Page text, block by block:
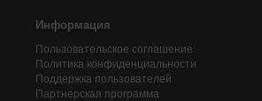
Информация
Пользовательское соглашение
Политика конфиденциальности
Поддержка пользователей
Партнерская программа